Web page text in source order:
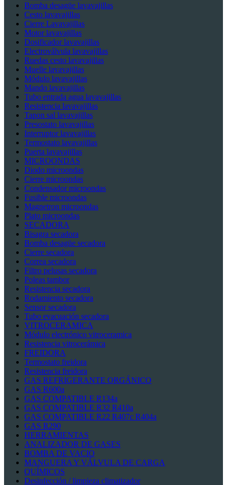
Bomba desagüe lavavajillas
Cesto lavavajillas
Cierre Lavavajillas
Motor lavavajillas
Dosificador lavavajillas
Electroválvula lavavajillas
Ruedas cesto lavavajillas
Muelle lavavajillas
Módulo lavavajillas
Mando lavavajillas
Tubo entrada agua lavavajillas
Resistencia lavavajillas
Tapon sal lavavajillas
Presostato lavavajillas
Interruptor lavavajillas
Termostato lavavajillas
Puerta lavavajillas
MICROONDAS
Diodo microondas
Cierre microondas
Condensador microondas
Fusible microondas
Magnetron microondas
Plato microondas
SECADORA
Bisagra secadora
Bomba desagüe secadora
Cierre secadora
Correa secadora
Filtro pelusas secadora
Poleas tambor
Resistencia secadora
Rodamiento secadora
Sensor secadora
Tubo evacuación secadora
VITROCERAMICA
Módulo electrónico vitroceramica
Resistencia vitrocerámica
FREIDORA
Termostato freidora
Resistencia freidora
GAS REFRIGERANTE ORGÁNICO
GAS R600a
GAS COMPATIBLE R134a
GAS COMPATIBLE R32 R410a
GAS COMPATIBLE R22 R407c R404a
GAS R290
HERRAMIENTAS
ANALIZADOR DE GASES
BOMBA DE VACIO
MANGUERA Y VÁLVULA DE CARGA
QUÍMICOS
Desinfección / limpieza climatizador